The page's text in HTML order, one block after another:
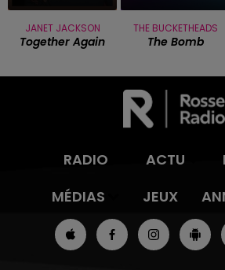
JANET JACKSON
Together Again
THE BUCKETHEADS
The Bomb
RADIO ACTU
MÉDIAS
JEUX